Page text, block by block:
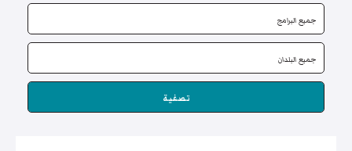
تصفية